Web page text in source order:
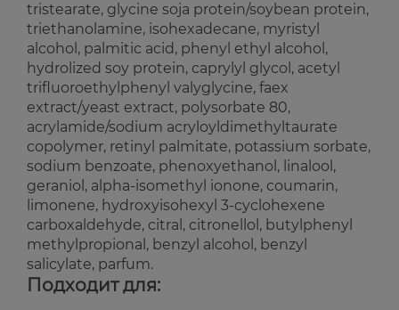
tristearate, glycine soja protein/soybean protein,
triethanolamine, isohexadecane, myristyl
alcohol, palmitic acid, phenyl ethyl alcohol,
hydrolized soy protein, caprylyl glycol, acetyl
trifluoroethylphenyl valyglycine, faex
extract/yeast extract, polysorbate 80,
acrylamide/sodium acryloyldimethyltaurate
copolymer, retinyl palmitate, potassium sorbate,
sodium benzoate, phenoxyethanol, linalool,
geraniol, alpha-isomethyl ionone, coumarin,
limonene, hydroxyisohexyl 3-cyclohexene
carboxaldehyde, citral, citronellol, butylphenyl
methylpropional, benzyl alcohol, benzyl
salicylate, parfum.
Подходит для: